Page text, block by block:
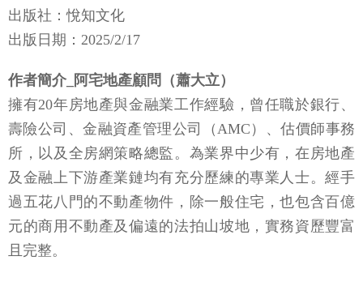
出版社：悅知文化
出版日期：2025/2/17
作者簡介_阿宅地產顧問（蕭大立）
擁有20年房地產與金融業工作經驗，曾任職於銀行、
壽險公司、金融資產管理公司（AMC）、估價師事務
所，以及全房網策略總監。為業界中少有，在房地產
及金融上下游產業鏈均有充分歷練的專業人士。經手
過五花八門的不動產物件，除一般住宅，也包含百億
元的商用不動產及偏遠的法拍山坡地，實務資歷豐富
且完整。